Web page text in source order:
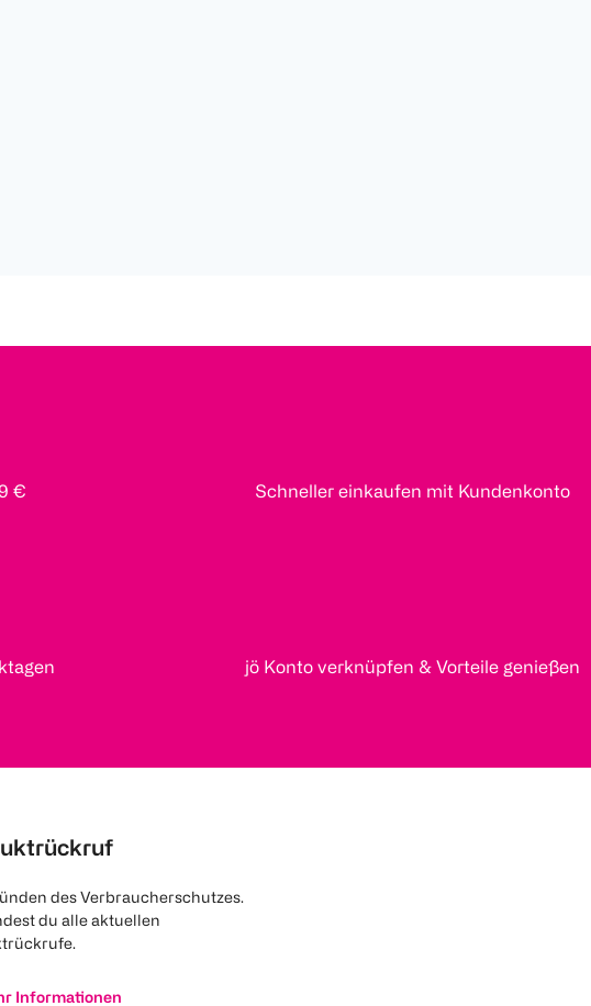
€ Schneller einkaufen mit Kundenkonto
jö Konto verknüpfen & Vorteile genießen
des Verbraucherschutzes.
du alle aktuellen
Informationen